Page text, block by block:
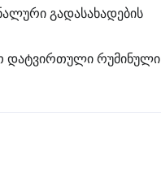
გადასახადების
დატვირთული რუმინული